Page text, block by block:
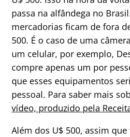
passa na alfândega no
mercadorias ficam de fora
500. É o caso de uma
um celular, por exemplo,
compre apenas um por
que esses equipamentos
pessoal. Para saber mais
vídeo, produzido pela
Além dos U$ 500, assim